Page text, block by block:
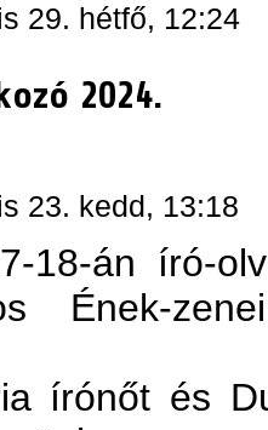
29. hétfő, 12:24
2024.
23. kedd, 13:18
18-án író-
Ének-
írónőt és